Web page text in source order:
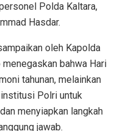
Polda Kaltara,
Hasdar.
oleh Kapolda
menegaskan bahwa Hari
tahunan, melainkan
Polri untuk
menyiapkan langkah
jawab.